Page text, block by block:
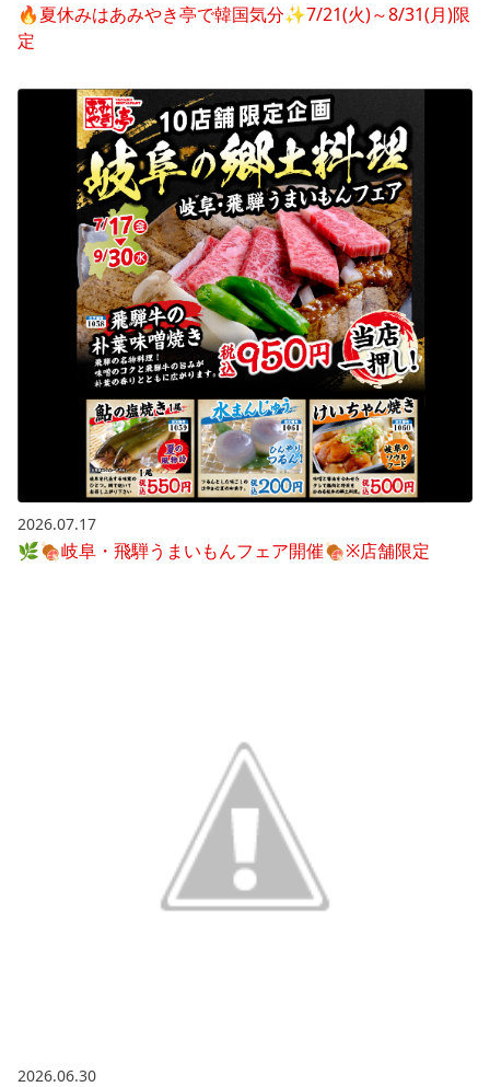
🔥夏休みはあみやき亭で韓国気分✨7/21(火)～8/31(月)限
定
2026.07.17
🌿🍖岐阜・飛騨うまいもんフェア開催🍖※店舗限定
2026.06.30